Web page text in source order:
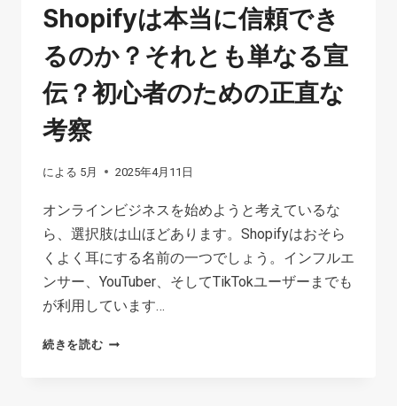
Shopifyは本当に信頼でき
るのか？それとも単なる宣
伝？初心者のための正直な
考察
による 5月 2025年4月11日
オンラインビジネスを始めようと考えているな
ら、選択肢は山ほどあります。Shopifyはおそら
くよく耳にする名前の一つでしょう。インフルエ
ンサー、YouTuber、そしてTikTokユーザーまでも
が利用しています…
続きを読むSHOPIFY